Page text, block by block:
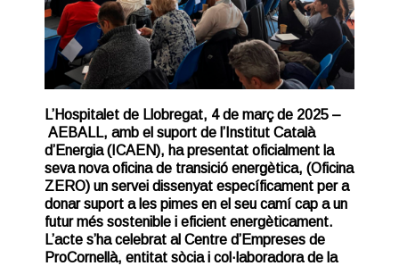
L’Hospitalet de Llobregat, 4 de març de 2025 –
AEBALL, amb el suport de l’Institut Català
d’Energia (ICAEN), ha presentat oficialment la
seva nova oficina de transició energètica, (Oficina
ZERO) un servei dissenyat específicament per a
donar suport a les pimes en el seu camí cap a un
futur més sostenible i eficient energèticament.
L’acte s’ha celebrat al Centre d’Empreses de
ProCornellà, entitat sòcia i col·laboradora de la